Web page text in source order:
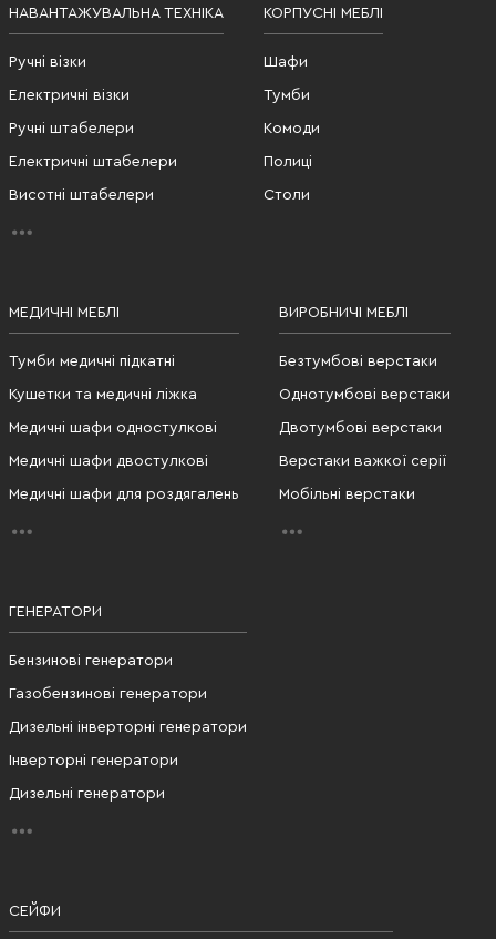
НАВАНТАЖУВАЛЬНА ТЕХНІКА
Ручні візки
Електричні візки
Ручні штабелери
Електричні штабелери
Висотні штабелери
КОРПУСНІ МЕБЛІ
Шафи
Тумби
Комоди
Полиці
Столи
МЕДИЧНІ МЕБЛІ
Тумби медичні підкатні
Кушетки та медичні ліжка
Медичні шафи одностулкові
Медичні шафи двостулкові
Медичні шафи для роздягалень
ВИРОБНИЧІ МЕБЛІ
Безтумбові верстаки
Однотумбові верстаки
Двотумбові верстаки
Верстаки важкої серії
Мобільні верстаки
ГЕНЕРАТОРИ
Бензинові генератори
Газобензинові генератори
Дизельні інверторні генератори
Інверторні генератори
Дизельні генератори
СЕЙФИ